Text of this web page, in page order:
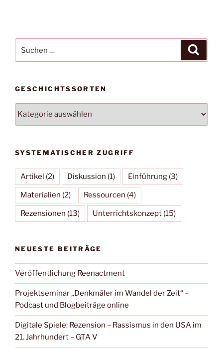
nach:
GESCHICHTSSORTEN
SYSTEMATISCHER ZUGRIFF
Artikel (2) Diskussion (1) Einführung (3)
Materialien (2) Ressourcen (4)
Rezensionen (13) Unterrichtskonzept (15)
NEUESTE BEITRÄGE
Veröffentlichung Reenactment
Projektseminar „Denkmäler im Wandel der Zeit“ –
Podcast und Blogbeiträge online
Digitale Spiele: Rezension – Rassismus in den USA im
21. Jahrhundert – GTA V